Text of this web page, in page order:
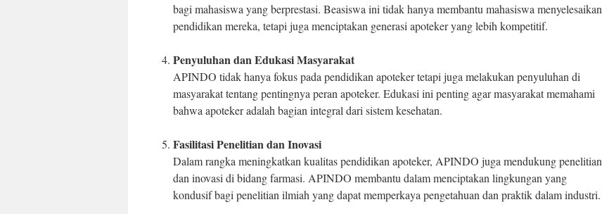
bagi mahasiswa yang berprestasi. Beasiswa ini tidak hanya membantu mahasiswa menyelesaikan
pendidikan mereka, tetapi juga menciptakan generasi apoteker yang lebih kompetitif.
Penyuluhan dan Edukasi Masyarakat
APINDO tidak hanya fokus pada pendidikan apoteker tetapi juga melakukan penyuluhan di
masyarakat tentang pentingnya peran apoteker. Edukasi ini penting agar masyarakat memahami
bahwa apoteker adalah bagian integral dari sistem kesehatan.
Fasilitasi Penelitian dan Inovasi
Dalam rangka meningkatkan kualitas pendidikan apoteker, APINDO juga mendukung penelitian
dan inovasi di bidang farmasi. APINDO membantu dalam menciptakan lingkungan yang
kondusif bagi penelitian ilmiah yang dapat memperkaya pengetahuan dan praktik dalam industri.